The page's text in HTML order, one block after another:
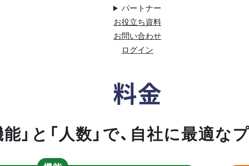
パートナー
お役立ち資料
お問い合わせ
ログイン
料金
」と「人数」で、自社に最適な